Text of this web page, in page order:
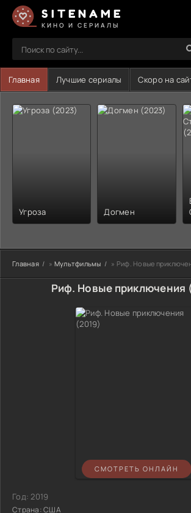
SITENAME
КИНО И СЕРИАЛЫ
Главная Лучшие сериалы Скоро на
Угроза Догмен
Главная » Мультфильмы » Риф. Новые
Риф. Новые приключения
СМОТРЕТЬ ОНЛАЙН
Год:2019
Страна:США